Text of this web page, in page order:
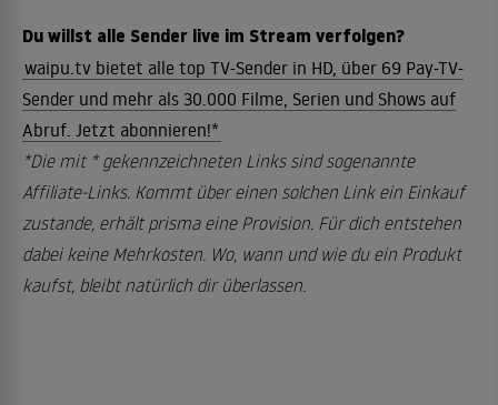
Du willst alle Sender live im Stream verfolgen?
waipu.tv bietet alle top TV-Sender in HD, über 69 Pay-TV-
Sender und mehr als 30.000 Filme, Serien und Shows auf
Abruf. Jetzt abonnieren!*
*Die mit * gekennzeichneten Links sind sogenannte
Affiliate-Links. Kommt über einen solchen Link ein Einkauf
zustande, erhält prisma eine Provision. Für dich entstehen
dabei keine Mehrkosten. Wo, wann und wie du ein Produkt
kaufst, bleibt natürlich dir überlassen.